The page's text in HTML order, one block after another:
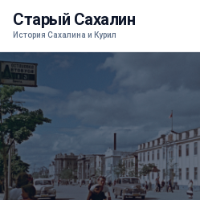
Старый Сахалин
История Сахалина и Курил